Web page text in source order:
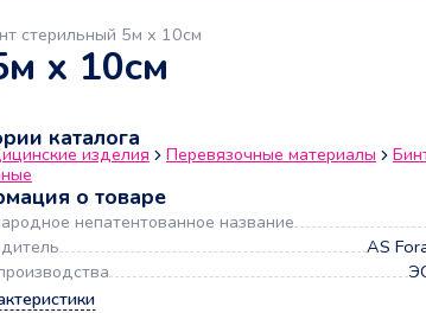
стерильный 5м х 10см
х 10см
каталога
изделия Перевязочные материалы
о товаре
непатентованное название
AS